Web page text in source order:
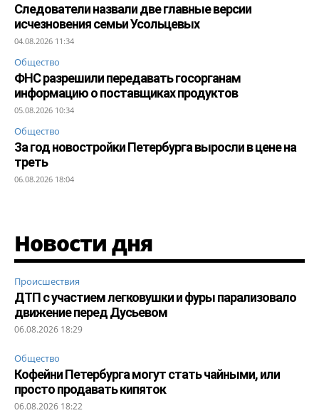
Следователи назвали две главные версии
исчезновения семьи Усольцевых
04.08.2026 11:34
Общество
ФНС разрешили передавать госорганам
информацию о поставщиках продуктов
05.08.2026 10:34
Общество
За год новостройки Петербурга выросли в цене на
треть
06.08.2026 18:04
Новости дня
Происшествия
ДТП с участием легковушки и фуры парализовало
движение перед Дусьевом
06.08.2026 18:29
Общество
Кофейни Петербурга могут стать чайными, или
просто продавать кипяток
06.08.2026 18:22